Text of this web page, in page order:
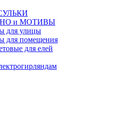
и МОТИВЫ
для улицы
для помещения
для елей